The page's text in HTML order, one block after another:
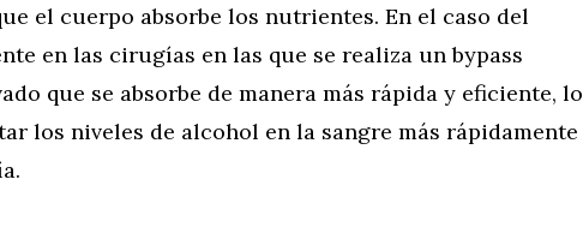
el cuerpo absorbe los nutrientes. En el caso del
en las cirugías en las que se realiza un bypass
que se absorbe de manera más rápida y eficiente, lo
los niveles de alcohol en la sangre más rápidamente